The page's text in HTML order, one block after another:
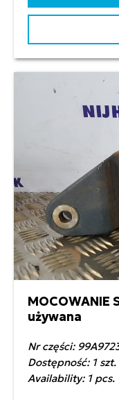
MOCOWANIE
używana
Nr części:
Dostępność: 1 szt.
Availability: 1 pcs.